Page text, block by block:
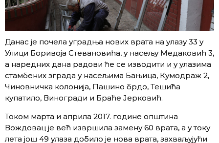
Данас је почела уградња нових врата на улазу 33 у
Улици Боривоја Стевановића, у насељу Медаковић 3,
а наредних дана радови ће се изводити и у улазима
стамбених зграда у насељима Бањица, Кумодраж 2,
Чиновничка колонија, Пашино брдо, Тешића
купатило, Виногради и Браће Јерковић.
Током марта и априла 2017. године општина
Вождовац је већ извршила замену 60 врата, а у току
лета још 49 улаза добило је нова врата, захваљујући